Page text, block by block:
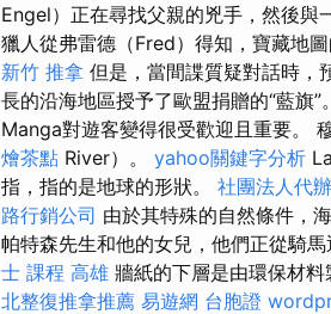
Engel）正在尋找父親的兇手，然後與
獵人從弗雷德（Fred）得知，寶藏地
新竹 推拿 但是，當間諜質疑對話時，
長的沿海地區授予了歐盟捐贈的“藍旗”
Manga對遊客變得很受歡迎且重要。
燴茶點 River）。 yahoo關鍵字分析 La
指，指的是地球的形狀。 社團法人代
路行銷公司 由於其特殊的自然條件，
帕特森先生和他的女兒，他們正從騎
士 課程 高雄 牆紙的下層是由環保材料
北整復推拿推薦 易遊網 台胞證